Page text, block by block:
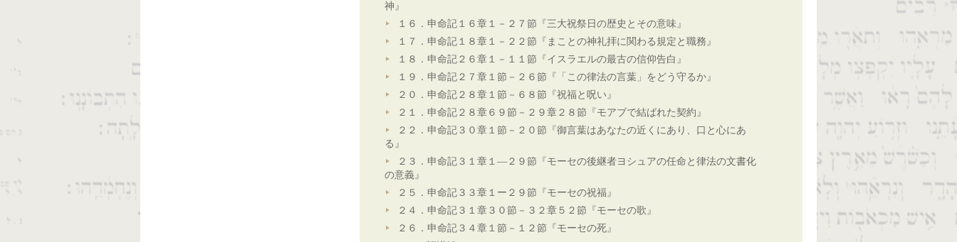
神』
１６．申命記１６章１－２７節『三大祝祭日の歴史とその意味』
１７．申命記１８章１－２２節『まことの神礼拝に関わる規定と職務』
１８．申命記２６章１－１１節『イスラエルの最古の信仰告白』
１９．申命記２７章１節－２６節『「この律法の言葉」をどう守るか』
２０．申命記２８章１節－６８節『祝福と呪い』
２１．申命記２８章６９節－２９章２８節『モアブで結ばれた契約』
２２．申命記３０章１節－２０節『御言葉はあなたの近くにあり、口と心にあ
る』
２３．申命記３１章１―２９節『モーセの後継者ヨシュアの任命と律法の文書化
の意義』
２５．申命記３３章１ー２９節『モーセの祝福』
２４．申命記３１章３０節－３２章５２節『モーセの歌』
２６．申命記３４章１節－１２節『モーセの死』